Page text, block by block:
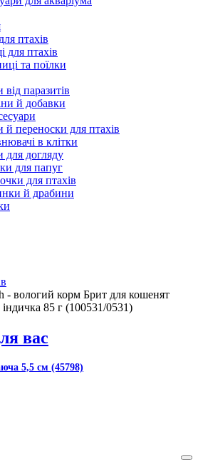
птахів
для птахів
та поїлки
від паразитів
й добавки
й переноски для птахів
в клітки
для догляду
для папуг
для птахів
й драбини
- вологий корм Брит для кошенят
індичка 85 г (100531/0531)
вас
5,5 см (45798)